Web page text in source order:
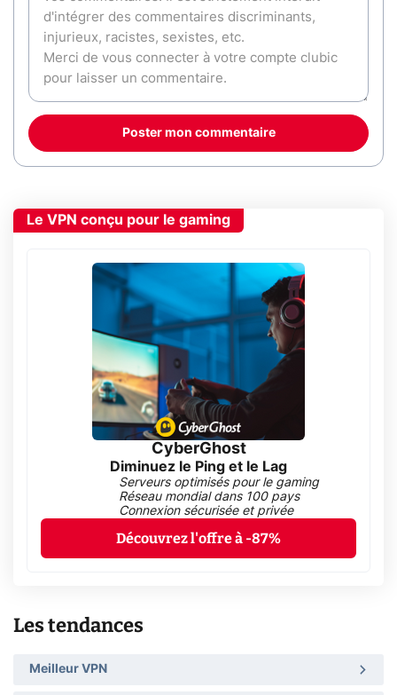
Poster mon commentaire
Le VPN conçu pour le gaming
CyberGhost
Diminuez le Ping et le Lag
Serveurs optimisés pour le gaming
Réseau mondial dans 100 pays
Connexion sécurisée et privée
Découvrez l'offre à -87%
Les tendances
Meilleur VPN